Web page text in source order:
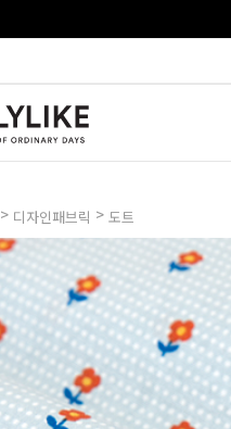
> 디자인패브릭 > 도트